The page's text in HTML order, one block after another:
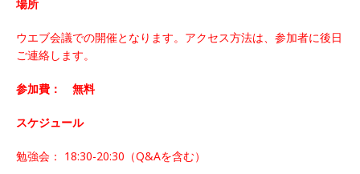
場所
ウエブ会議での開催となります。アクセス方法は、参加者に後日
ご連絡します。
参加費： 無料
スケジュール
勉強会： 18:30-20:30（Q&Aを含む）